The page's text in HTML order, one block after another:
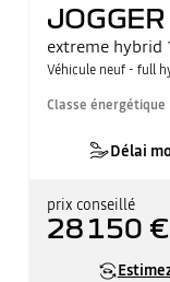
JOGGER
extreme hybrid
Véhicule neuf - full
Classe énergétique
Délai
prix conseillé
28 150 €